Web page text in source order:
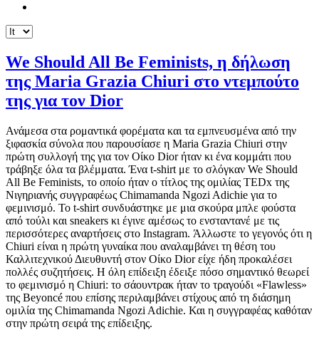
We Should All Be Feminists, η δήλωση
της Maria Grazia Chiuri στο ντεμπούτο
της για τον Dior
Ανάμεσα στα ρομαντικά φορέματα και τα εμπνευσμένα από την
ξιφασκία σύνολα που παρουσίασε η Maria Grazia Chiuri στην
πρώτη συλλογή της για τον Οίκο Dior ήταν κι ένα κομμάτι που
τράβηξε όλα τα βλέμματα. Ένα t-shirt με το σλόγκαν We Should
All Be Feminists, το οποίο ήταν ο τίτλος της ομιλίας TEDx της
Νιγηριανής συγγραφέως Chimamanda Ngozi Adichie για το
φεμινισμό. Το t-shirt συνδυάστηκε με μια σκούρα μπλε φούστα
από τούλι και sneakers κι έγινε αμέσως το ενσταντανέ με τις
περισσότερες αναρτήσεις στο Instagram. Άλλωστε το γεγονός ότι η
Chiuri είναι η πρώτη γυναίκα που αναλαμβάνει τη θέση του
Καλλιτεχνικού Διευθυντή στον Οίκο Dior είχε ήδη προκαλέσει
πολλές συζητήσεις. Η όλη επίδειξη έδειξε πόσο σημαντικό θεωρεί
το φεμινισμό η Chiuri: το σάουντρακ ήταν το τραγούδι «Flawless»
της Beyoncé που επίσης περιλαμβάνει στίχους από τη διάσημη
ομιλία της Chimamanda Ngozi Adichie. Και η συγγραφέας καθόταν
στην πρώτη σειρά της επίδειξης.